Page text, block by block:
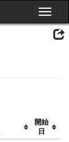
Toggle
開始
日